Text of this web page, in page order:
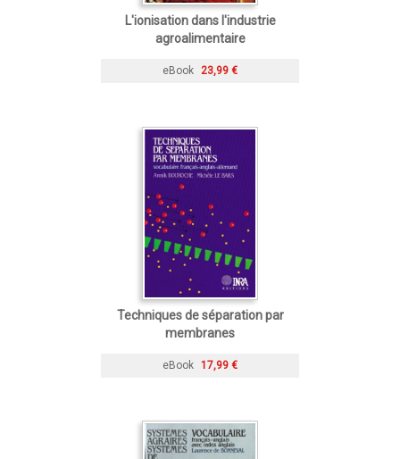
L'ionisation dans l'industrie
agroalimentaire
eBook 23,99 €
Techniques de séparation par
membranes
eBook 17,99 €